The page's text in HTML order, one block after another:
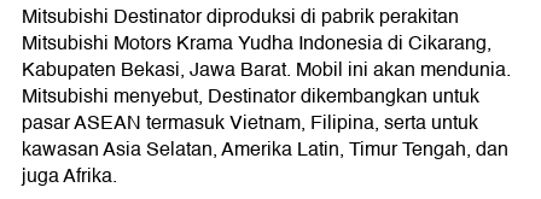
Mitsubishi Destinator diproduksi di pabrik perakitan
Mitsubishi Motors Krama Yudha Indonesia di Cikarang,
Kabupaten Bekasi, Jawa Barat. Mobil ini akan mendunia.
Mitsubishi menyebut, Destinator dikembangkan untuk
pasar ASEAN termasuk Vietnam, Filipina, serta untuk
kawasan Asia Selatan, Amerika Latin, Timur Tengah, dan
juga Afrika.